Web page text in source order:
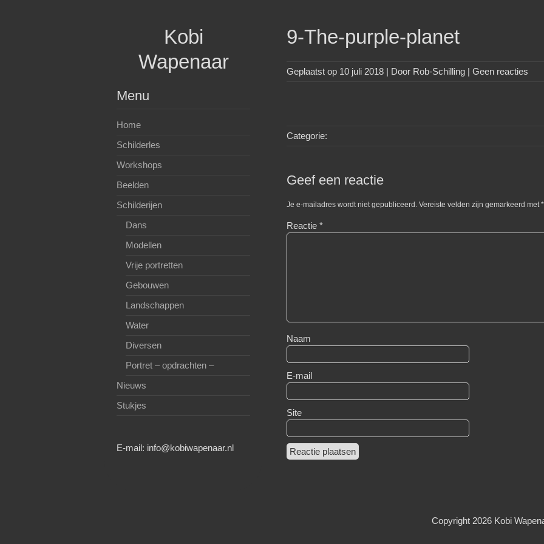
Kobi
Wapenaar
Menu
Home
Schilderles
Workshops
Beelden
Schilderijen
Dans
Modellen
Vrije portretten
Gebouwen
Landschappen
Water
Diversen
Portret – opdrachten –
Nieuws
Stukjes
E-mail: info@kobiwapenaar.nl
9-The-purple-planet
Geplaatst op 10 juli 2018 | Door Rob-Schilling | Geen reacties
Categorie:
Geef een reactie
Je e-mailadres wordt niet gepubliceerd. Vereiste velden zijn gemarkeerd met*
Reactie *
Naam
E-mail
Site
Copyright 2026 Kobi